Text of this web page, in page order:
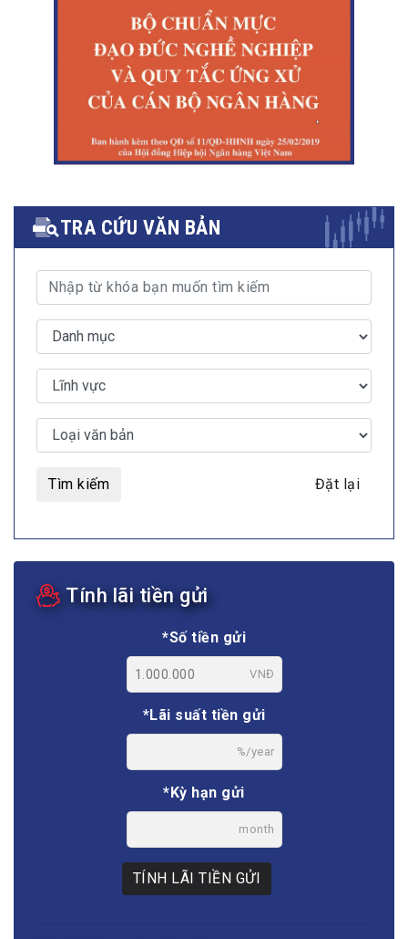
TRA CỨU VĂN BẢN
Tìm kiếm Đặt lại
Tính lãi tiền gửi
*Số tiền gửi
VNĐ
*Lãi suất tiền gửi
%/year
*Kỳ hạn gửi
month
TÍNH LÃI TIỀN GỬI